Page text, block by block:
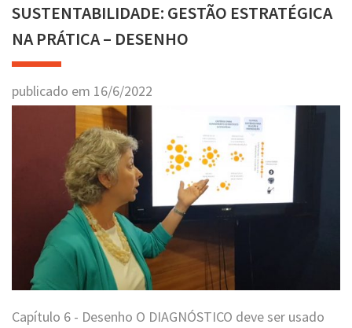
SUSTENTABILIDADE: GESTÃO ESTRATÉGICA
NA PRÁTICA – DESENHO
publicado em 16/6/2022
Capítulo 6 - Desenho O DIAGNÓSTICO deve ser usado